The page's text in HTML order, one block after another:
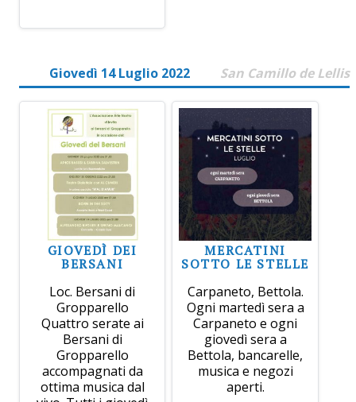
Giovedì 14 Luglio 2022 San Camillo de Lellis
GIOVEDÌ DEI
BERSANI
Loc. Bersani di
Gropparello
Quattro serate ai
Bersani di
Gropparello
accompagnati da
ottima musica dal
MERCATINI
SOTTO LE STELLE
Carpaneto, Bettola.
Ogni martedì sera a
Carpaneto e ogni
giovedì sera a
Bettola, bancarelle,
musica e negozi
aperti.